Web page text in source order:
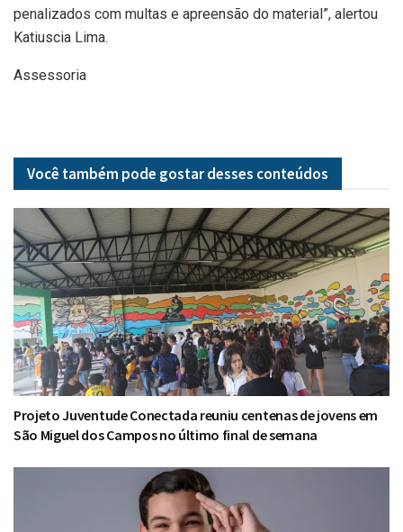
penalizados com multas e apreensão do material”, alertou
Katiuscia Lima.
Assessoria
Você também pode gostar desses conteúdos
Projeto Juventude Conectada reuniu centenas de jovens em
São Miguel dos Campos no último final de semana